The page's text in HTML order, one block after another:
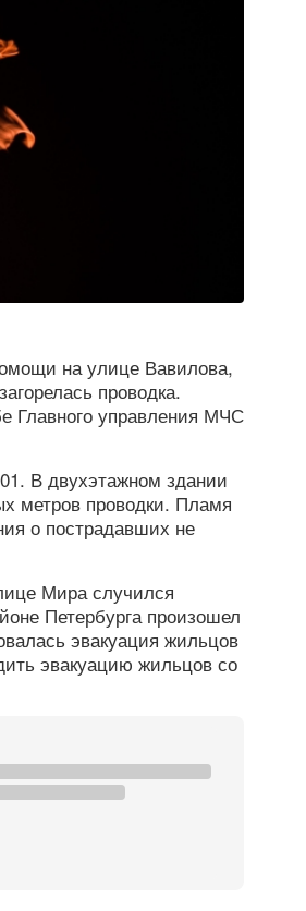
на улице Вавилова,
проводка.
Главного управления МЧС
В двухэтажном здании
метров проводки. Пламя
о пострадавших не
Мира случился
Петербурга произошел
эвакуация жильцов
эвакуацию жильцов со